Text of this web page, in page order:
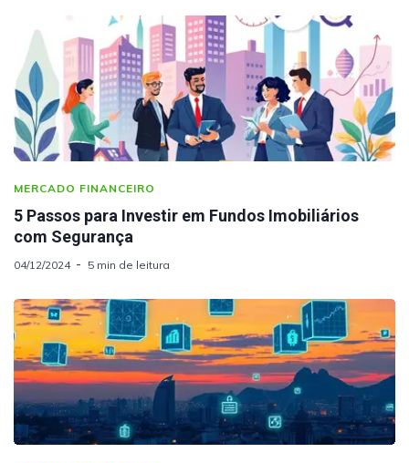
MERCADO FINANCEIRO
5 Passos para Investir em Fundos Imobiliários
com Segurança
04/12/2024 5 min de leitura